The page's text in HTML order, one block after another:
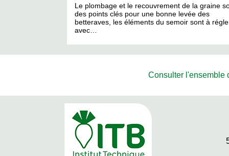
Le plombage et le recouvrement de la graine
des points clés pour une bonne levée des
betteraves, les éléments du semoir sont à
avec…
Consulter l'ensemble